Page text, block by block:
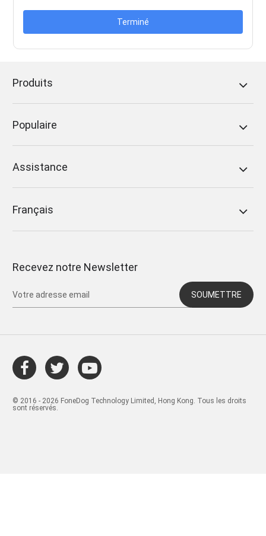
Terminé
Produits
Populaire
Assistance
Français
Recevez notre Newsletter
SOUMETTRE
© 2016 - 2026 FoneDog Technology Limited, Hong Kong. Tous les droits
sont réservés.